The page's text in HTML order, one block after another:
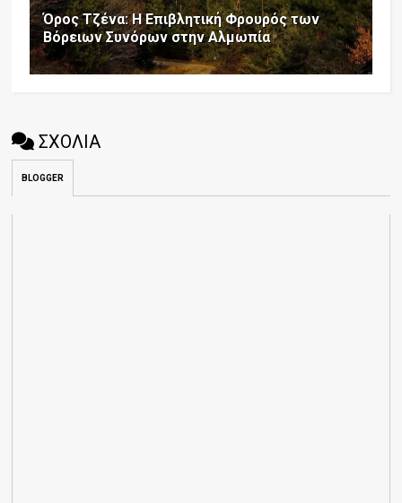
Όρος Τζένα: Η Επιβλητική Φρουρός των
Βόρειων Συνόρων στην Αλμωπία
ΣΧΟΛΙΑ
BLOGGER